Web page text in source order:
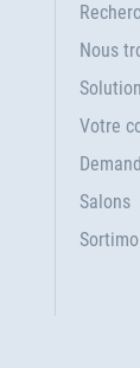
Nous
Votre
Salons